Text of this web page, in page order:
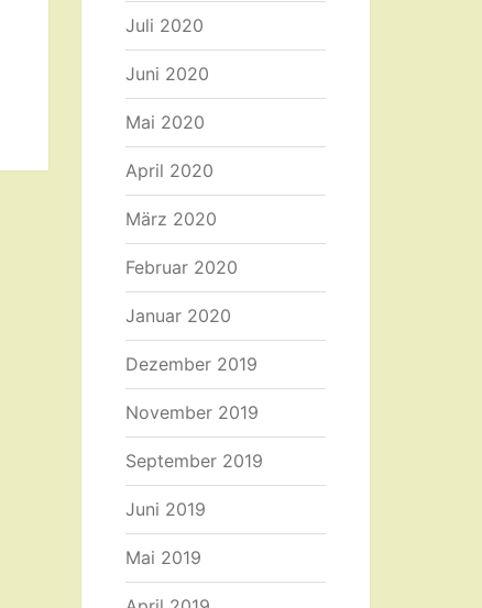
Juli 2020
Juni 2020
Mai 2020
April 2020
März 2020
Februar 2020
Januar 2020
Dezember 2019
November 2019
September 2019
Juni 2019
Mai 2019